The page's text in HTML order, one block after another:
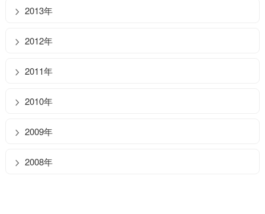
2013年
2012年
2011年
2010年
2009年
2008年